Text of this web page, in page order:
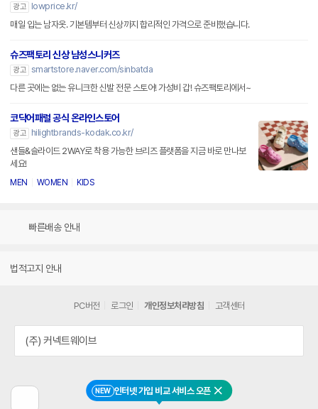
NEW 인터넷 가입 비교 서비스 오픈 닫기
광고
lowprice.kr/
매일 입는 남자옷. 기본템부터 신상까지 합리적인 가격으로 준비했습니다.
슈즈팩토리 신상 남성스니커즈
광고 smartstore.naver.com/sinbatda
다른 곳에는 없는 유니크한 신발 전문 스토어! 가성비 갑! 슈즈팩토리에서~
코닥어패럴 공식 온라인스토어
광고
hilightbrands-kodak.co.kr/
샌들&슬라이드 2WAY로 착용 가능한 브리즈 플랫폼을 지금 바로 만나보
세요!
MEN WOMEN KIDS
빠른배송 안내
법적고지 안내
PC버전 로그인 개인정보처리방침 고객센터
(주) 커넥트웨이브